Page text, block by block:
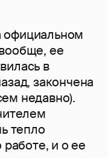
ее
в
закончена
недавно).
тепло
и о ее